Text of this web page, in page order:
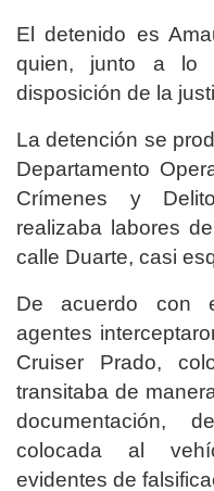
El detenido es
quien, junto a lo
disposición de la
La detención se
Departamento
Crímenes y
realizaba labores
calle Duarte, casi
De acuerdo con
agentes
Cruiser Prado,
transitaba de
documentación,
colocada al
evidentes de